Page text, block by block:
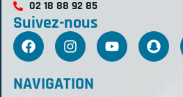
02 18 88 92 85
Suivez-nous
NAVIGATION